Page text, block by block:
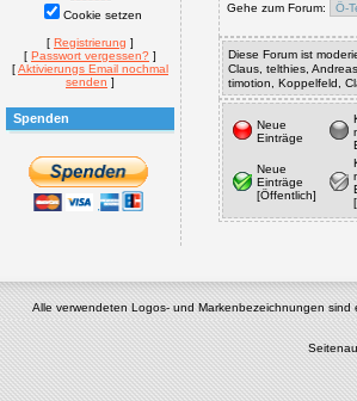
Cookie setzen
[ Registrierung ]
[ Passwort vergessen? ]
[Aktivierungs Email nochmal
senden ]
Spenden
Gehe zum Forum:
Diese Forum ist
Claus, telthies,
timotion, Koppelfeld,
Neue
Einträge
Neue
Einträge
[Öffentlich]
Alle verwendeten Logos- und Markenbezeichnungen